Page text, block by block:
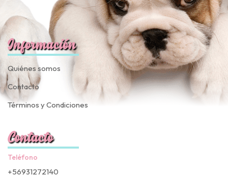
Información
Quiénes somos
Contacto
Términos y Condiciones
Contacto
Teléfono
+56931272140